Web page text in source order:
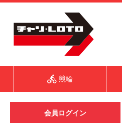
競輪
会員ログイン